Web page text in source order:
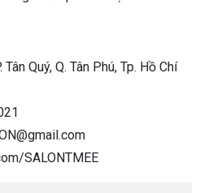
Quý, Q. Tân Phú, Tp. Hồ Chí
SALONTMEE